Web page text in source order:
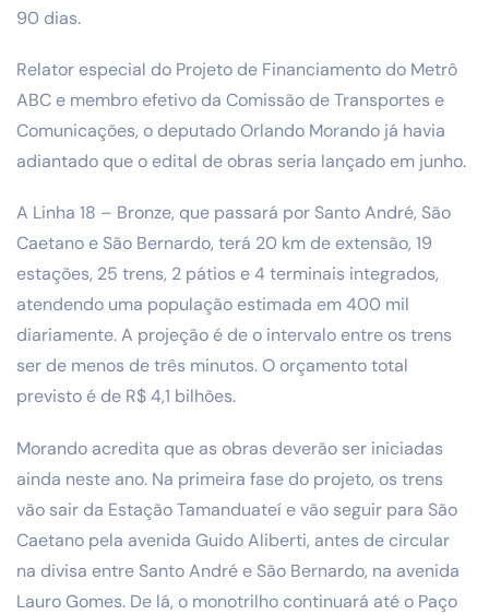
90 dias.
Relator especial do Projeto de Financiamento do Metrô
ABC e membro efetivo da Comissão de Transportes e
Comunicações, o deputado Orlando Morando já havia
adiantado que o edital de obras seria lançado em junho.
A Linha 18 – Bronze, que passará por Santo André, São
Caetano e São Bernardo, terá 20 km de extensão, 19
estações, 25 trens, 2 pátios e 4 terminais integrados,
atendendo uma população estimada em 400 mil
diariamente. A projeção é de o intervalo entre os trens
ser de menos de três minutos. O orçamento total
previsto é de R$ 4,1 bilhões.
Morando acredita que as obras deverão ser iniciadas
ainda neste ano. Na primeira fase do projeto, os trens
vão sair da Estação Tamanduateí e vão seguir para São
Caetano pela avenida Guido Aliberti, antes de circular
na divisa entre Santo André e São Bernardo, na avenida
Lauro Gomes. De lá, o monotrilho continuará até o Paço